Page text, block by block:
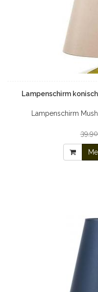
Lampenschirm
Lampenschirm